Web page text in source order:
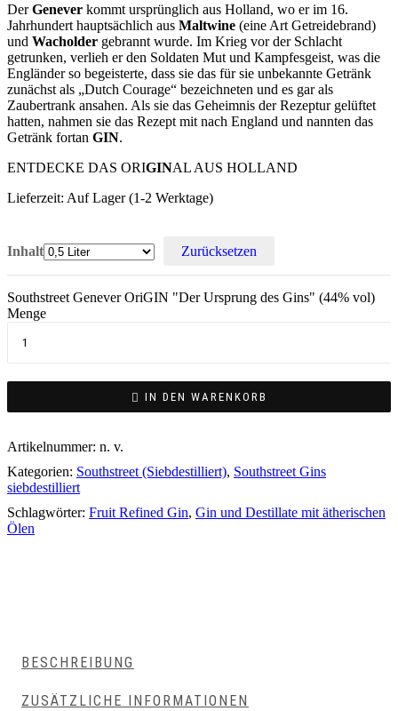
DerGenever kommt ursprünglich aus Holland, wo er im 16.
Jahrhundert hauptsächlich aus Maltwine (eine Art Getreidebrand)
und Wacholder gebrannt wurde. Im Krieg vor der Schlacht
getrunken, verlieh er den Soldaten Mut und Kampfesgeist, was die
Engländer so begeisterte, dass sie das für sie unbekannte Getränk
zunächst als „Dutch Courage“ bezeichneten und es gar als
Zaubertrank ansahen. Als sie das Geheimnis der Rezeptur gelüftet
hatten, nahmen sie das Rezept mit nach England und nannten das
Getränk fortan GIN.
ENTDECKE DAS ORIGINAL AUS HOLLAND
Lieferzeit: Auf Lager (1-2 Werktage)
Inhalt Zurücksetzen
Southstreet Genever OriGIN "Der Ursprung des Gins" (44% vol)
Menge
IN DEN WARENKORB
Artikelnummer: n. v.
Kategorien: Southstreet (Siebdestilliert), Southstreet Gins
siebdestilliert
Schlagwörter: Fruit Refined Gin, Gin und Destillate mit ätherischen
Ölen
BESCHREIBUNG
ZUSÄTZLICHE INFORMATIONEN